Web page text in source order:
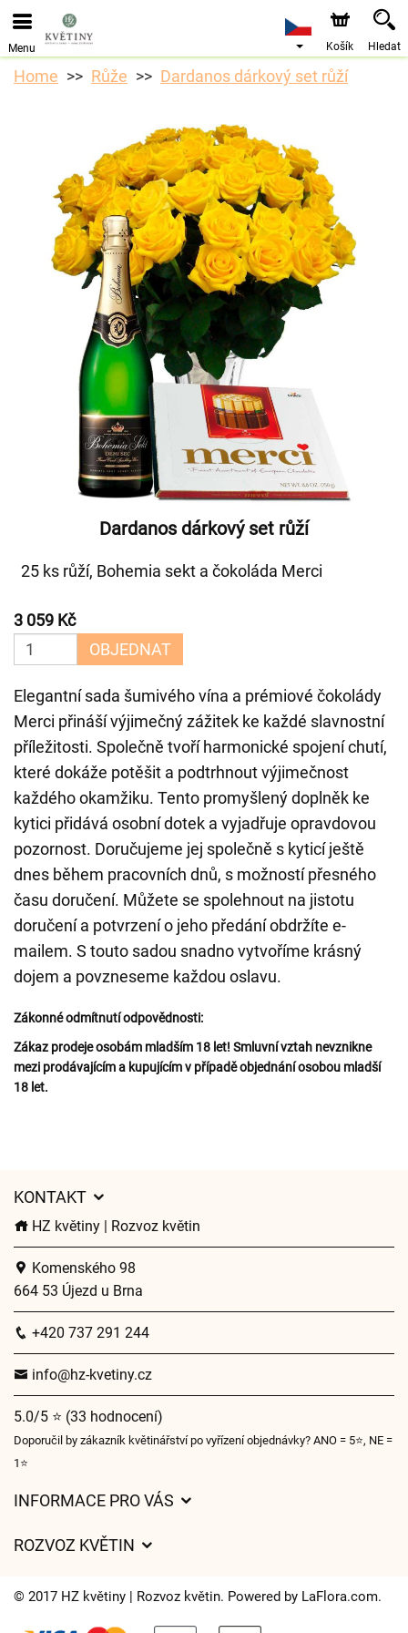
Objednávky přes e-shop přijímáme. Nejbližší možné
doručení je od 10.8.2026 z důvodu dovolené.
Menu Košík Hledat
Home Růže Dardanos dárkový set růží
Dardanos dárkový set růží
25 ks růží, Bohemia sekt a čokoláda Merci
3 059 Kč
OBJEDNAT
Elegantní sada šumivého vína a prémiové čokolády
Merci přináší výjimečný zážitek ke každé slavnostní
příležitosti. Společně tvoří harmonické spojení chutí,
které dokáže potěšit a podtrhnout výjimečnost
každého okamžiku. Tento promyšlený doplněk ke
kytici přidává osobní dotek a vyjadřuje opravdovou
pozornost. Doručujeme jej společně s kyticí ještě
dnes během pracovních dnů, s možností přesného
času doručení. Můžete se spolehnout na jistotu
doručení a potvrzení o jeho předání obdržíte e-
mailem. S touto sadou snadno vytvoříme krásný
dojem a povzneseme každou oslavu.
Zákonné odmítnutí odpovědnosti:
Zákaz prodeje osobám mladším 18 let! Smluvní vztah nevznikne
mezi prodávajícím a kupujícím v případě objednání osobou mladší
18 let.
KONTAKT
HZ květiny | Rozvoz květin
Komenského 98
664 53 Újezd u Brna
+420 737 291 244
info@hz-kvetiny.cz
5.0/5 ⭐ (33 hodnocení)
Doporučil by zákazník květinářství po vyřízení objednávky? ANO = 5⭐, NE =
1⭐
INFORMACE PRO VÁS
O nás
ROZVOZ KVĚTIN
Kam doručujeme květiny
© 2017 HZ květiny | Rozvoz květin. Powered by LaFlora.com.